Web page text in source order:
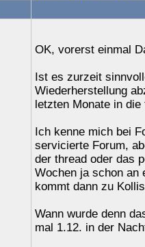
OK, vorerst einmal
Ist es zurzeit
Wiederherstellung
letzten Monate in
Ich kenne mich bei
servicierte Forum,
der thread oder das
Wochen ja schon an
kommt dann zu
Wann wurde denn
mal 1.12. in der